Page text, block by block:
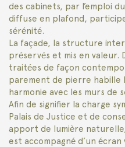
des cabinets, par l’emploi
diffuse en plafond,
sérénité.
La façade, la structure
préservés et mis en valeur.
traitées de façon
parement de pierre habille
harmonie avec les murs de
Afin de signifier la charge
Palais de Justice et de
apport de lumière
est accompagné d’un